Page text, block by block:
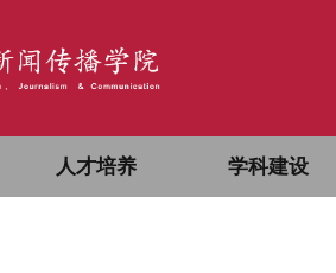
人才培养 学科建设